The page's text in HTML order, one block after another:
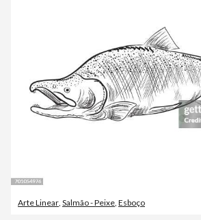
Arte Linear Salmão - Peixe Esboço